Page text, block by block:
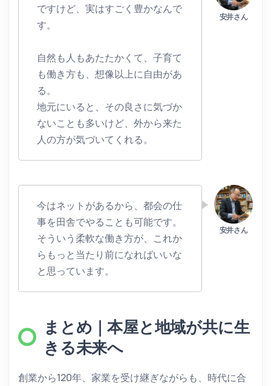
ですけど、実はすごく豊かなんで
す。
自然も人もあたたかくて、子育て
も働き方も、想像以上に自由があ
る。
地元にいると、その良さに気づか
ないことも多いけど、外から来た
人の方が気づいてくれる。
今はネットがあるから、都会の仕
事を田舎でやることも可能です。
そういう柔軟な働き方が、これか
らもっと当たり前になればいいな
と思っています。
まとめ｜本屋と地域が共に生
きる未来へ
創業から120年、家業を受け継ぎながらも、時代に合